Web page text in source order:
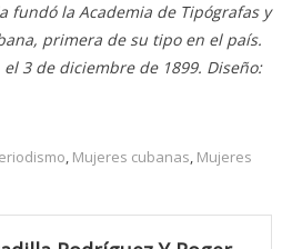
fundó la Academia de Tipógrafas y
primera de su tipo en el país.
3 de diciembre de 1899. Diseño:
, Mujeres cubanas, Mujeres